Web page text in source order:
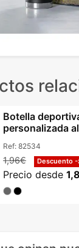
Botella
personalizada
Ref: 82534
1,96€ Descuento -
Precio desde